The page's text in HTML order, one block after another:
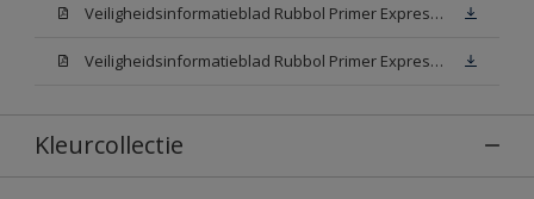
Veiligheidsinformatieblad Rubbol Primer Express W05 (MSDS)
Veiligheidsinformatieblad Rubbol Primer Express N00 (MSDS)
Kleurcollectie